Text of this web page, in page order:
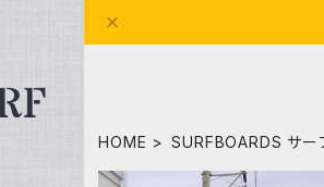
HOME SURFBOARDS サー